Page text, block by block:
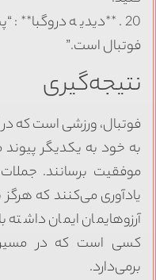
20. **دیدیه دروگبا**:
فوتبال است.”
نتیجه‌گیری
فوتبال، ورزشی است که در
به خود به یکدیگر پیوند
موفقیت برسانند. جملات
یادآوری می‌کنند که
آرزوهایمان ایمان
کسی است که در
برمی‌دارد.